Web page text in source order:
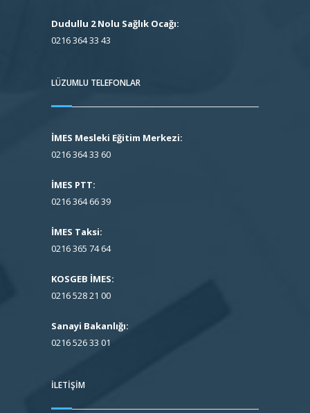
Dudullu 2 Nolu Sağlık Ocağı:
0216 364 33 43
LÜZUMLU TELEFONLAR
İMES Mesleki Eğitim Merkezi:
0216 364 33 60
İMES PTT:
0216 364 66 39
İMES Taksi:
0216 365 74 64
KOSGEB İMES:
0216 528 21 00
Sanayi Bakanlığı:
0216 526 33 01
İLETIŞIM